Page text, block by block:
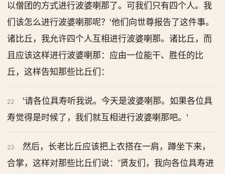
以僧团的方式进行波婆喇那了。可我们只有四个人。我
们该怎么进行波婆喇那呢？'他们向世尊报告了这件事。
诸比丘，我允许四个人互相进行波婆喇那。诸比丘，而
且应该这样进行波婆喇那：应由一位能干、胜任的比
丘，这样告知那些比丘们：
22
'请各位具寿听我说。今天是波婆喇那。如果各位具
寿觉得是时候了，我们就互相进行波婆喇那吧。'
23
然后，长老比丘应该把上衣搭在一肩，蹲坐下来，
合掌，这样对那些比丘们说：'贤友们，我向各位具寿进